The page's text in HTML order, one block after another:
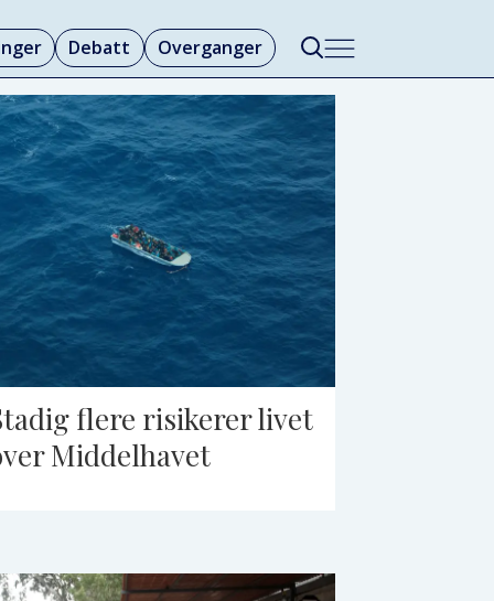
Debatt Overganger
flere risikerer livet
Middelhavet